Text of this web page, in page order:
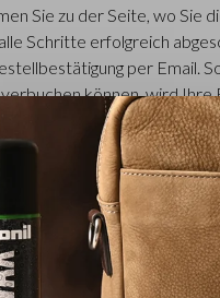
Sie zu der Seite, wo Sie
Schritte erfolgreich
per Email.
verbuchen können, wird Ihre
Artikel auf Lager ist?
vermeldet, ob ein Artikel